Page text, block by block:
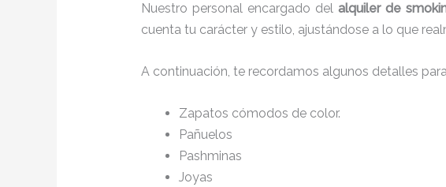
Nuestro personal encargado del alquiler de
cuenta tu carácter y estilo, ajustándose a lo que
A continuación, te recordamos algunos detalles
Zapatos cómodos de color.
Pañuelos
Pashminas
Joyas